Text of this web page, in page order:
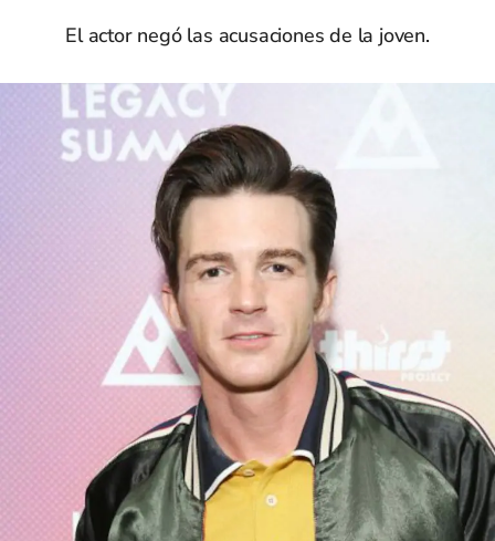
El actor negó las acusaciones de la joven.